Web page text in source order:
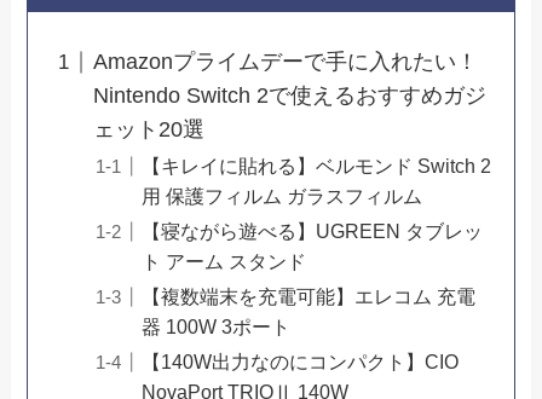
Amazonプライムデーで手に入れたい！
Nintendo Switch 2で使えるおすすめガジ
ェット20選
【キレイに貼れる】ベルモンド Switch 2
用 保護フィルム ガラスフィルム
【寝ながら遊べる】UGREEN タブレッ
ト アーム スタンド
【複数端末を充電可能】エレコム 充電
器 100W 3ポート
【140W出力なのにコンパクト】CIO
NovaPort TRIOⅡ 140W